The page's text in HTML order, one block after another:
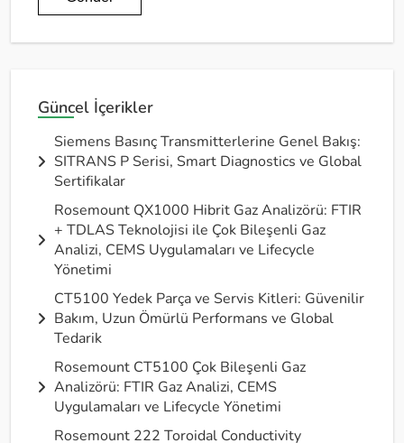
Güncel İçerikler
Siemens Basınç Transmitterlerine Genel Bakış:
SITRANS P Serisi, Smart Diagnostics ve Global
Sertifikalar
Rosemount QX1000 Hibrit Gaz Analizörü: FTIR
+ TDLAS Teknolojisi ile Çok Bileşenli Gaz
Analizi, CEMS Uygulamaları ve Lifecycle
Yönetimi
CT5100 Yedek Parça ve Servis Kitleri: Güvenilir
Bakım, Uzun Ömürlü Performans ve Global
Tedarik
Rosemount CT5100 Çok Bileşenli Gaz
Analizörü: FTIR Gaz Analizi, CEMS
Uygulamaları ve Lifecycle Yönetimi
Rosemount 222 Toroidal Conductivity